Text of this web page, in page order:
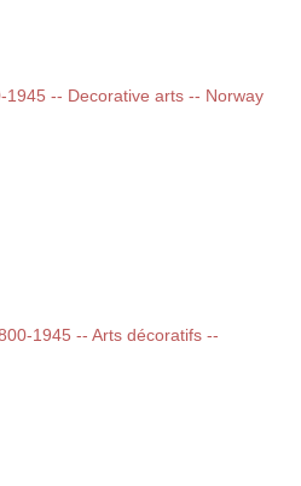
-- Decorative arts -- Norway
1945 -- Arts décoratifs --